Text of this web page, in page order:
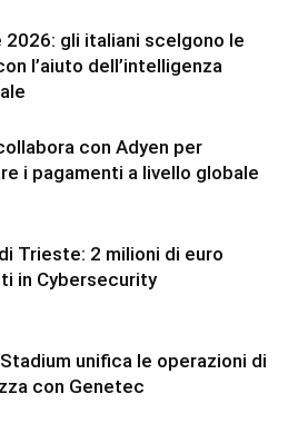
2026: gli italiani scelgono le
l’aiuto dell’intelligenza
con Adyen per
i pagamenti a livello globale
Trieste: 2 milioni di euro
in Cybersecurity
unifica le operazioni di
con Genetec